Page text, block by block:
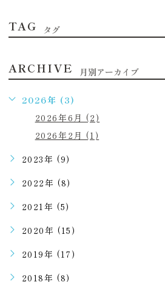
TAG タグ
ARCHIVE 月別アーカイブ
2026年 (3)
2026年6月 (2)
2026年2月 (1)
2023年 (9)
2022年 (8)
2021年 (5)
2020年 (15)
2019年 (17)
2018年 (8)